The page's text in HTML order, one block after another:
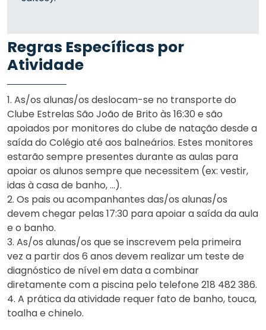
Regras Específicas por
Atividade
1. As/os alunas/os deslocam-se no transporte do
Clube Estrelas São João de Brito às 16:30 e são
apoiados por monitores do clube de natação desde a
saída do Colégio até aos balneários. Estes monitores
estarão sempre presentes durante as aulas para
apoiar os alunos sempre que necessitem (ex: vestir,
idas à casa de banho, …).
2. Os pais ou acompanhantes das/os alunas/os
devem chegar pelas 17:30 para apoiar a saída da aula
e o banho.
3. As/os alunas/os que se inscrevem pela primeira
vez a partir dos 6 anos devem realizar um teste de
diagnóstico de nível em data a combinar
diretamente com a piscina pelo telefone 218 482 386.
4. A prática da atividade requer fato de banho, touca,
toalha e chinelo.